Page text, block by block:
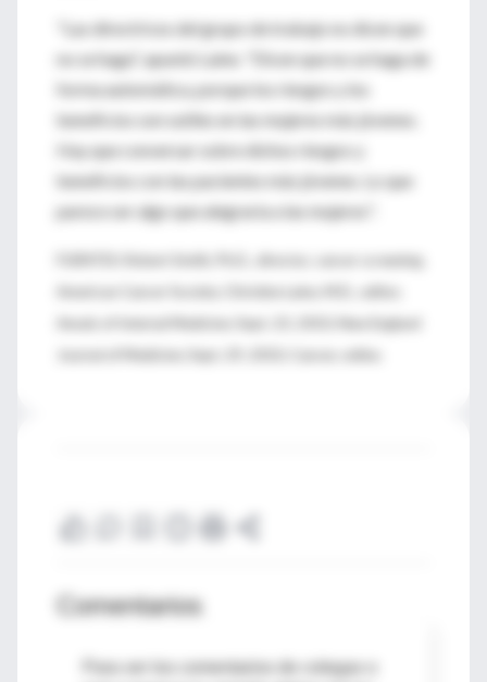
"Las directrices del grupo de trabajo no dicen que
no se haga", apuntó Laine. "Dicen que no se haga de
forma automática, porque los riesgos y los
beneficios son sutiles en las mujeres más jóvenes.
Hay que conversar sobre dichos riesgos y
beneficios con las pacientes más jóvenes. Lo que
parece ser algo que alegraría a las mujeres".
Comentarios
Para ver los comentarios de colegas o